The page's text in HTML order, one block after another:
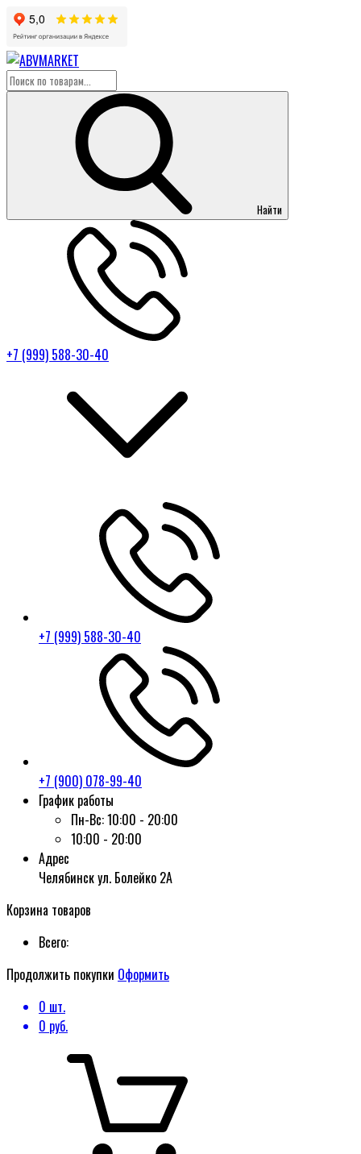
Найти
+7 (999) 588-30-40
+7 (999) 588-30-40
+7 (900) 078-99-40
График работы
Пн-Вс:10:00 - 20:00
10:00 - 20:00
Адрес
Челябинск ул. Болейко 2А
Корзина товаров
Всего:
Продолжить покупки Оформить
0 шт.
0 руб.